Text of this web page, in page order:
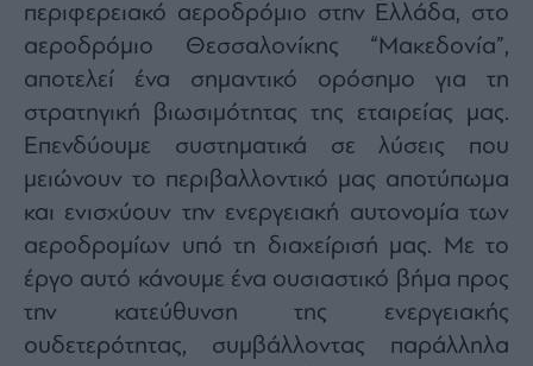
περιφερειακό αεροδρόμιο στην Ελλάδα, στο
αεροδρόμιο Θεσσαλονίκης “Μακεδονία”,
αποτελεί ένα σημαντικό ορόσημο για τη
στρατηγική βιωσιμότητας της εταιρείας μας.
Επενδύουμε συστηματικά σε λύσεις που
μειώνουν το περιβαλλοντικό μας αποτύπωμα
και ενισχύουν την ενεργειακή αυτονομία των
αεροδρομίων υπό τη διαχείρισή μας. Με το
έργο αυτό κάνουμε ένα ουσιαστικό βήμα προς
την κατεύθυνση της ενεργειακής
ουδετερότητας, συμβάλλοντας παράλληλα